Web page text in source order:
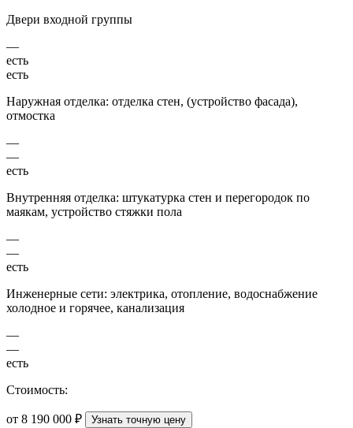
Двери входной группы
—
есть
есть
Наружная отделка: отделка стен, (устройство фасада),
отмостка
—
—
есть
Внутренняя отделка: штукатурка стен и перегородок по
маякам, устройство стяжки пола
—
—
есть
Инженерные сети: электрика, отопление, водоснабжение
холодное и горячее, канализация
—
—
есть
Стоимость:
от 8 190 000 ₽ Узнать точную цену